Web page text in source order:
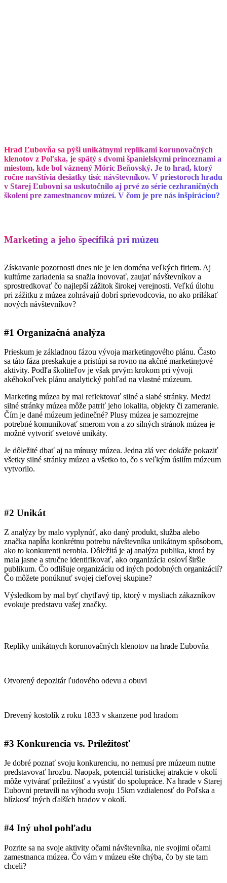
Hrad Ľubovňa sa pýši unikátnymi replikami korunovačných
klenotov z Poľska, je spätý s dvomi španielskymi princeznami a
miestom, kde bol väznený Móric Beňovský. Je to hrad, ktorý
ročne navštívia desiatky tisíc návštevníkov. V priestoroch hradu
v Starej Ľubovni sa uskutočnilo aj prvé zo série cezhraničných
školení pre zamestnancov múzeí. V čom je pre nás inšpiráciou?
Marketing a jeho špecifiká pri múzeu
Získavanie pozornosti dnes nie je len doména veľkých firiem. Aj
kultúrne zariadenia sa snažia inovovať, zaujať návštevníkov a
sprostredkovať čo najlepší zážitok širokej verejnosti. Veľkú úlohu
pri zážitku z múzea zohrávajú dobrí sprievodcovia, no ako prilákať
nových návštevníkov?
#1 Organizačná analýza
Prieskum je základnou fázou vývoja marketingového plánu. Často
sa táto fáza preskakuje a pristúpi sa rovno na akčné marketingové
aktivity. Podľa školiteľov je však prvým krokom pri vývoji
akéhokoľvek plánu analytický pohľad na vlastné múzeum.
Marketing múzea by mal reflektovať silné a slabé stránky. Medzi
silné stránky múzea môže patriť jeho lokalita, objekty či zameranie.
Čím je dané múzeum jedinečné? Plusy múzea je samozrejme
potrebné komunikovať smerom von a zo silných stránok múzea je
možné vytvoriť svetové unikáty.
Je dôležité dbať aj na mínusy múzea. Jedna zlá vec dokáže pokaziť
všetky silné stránky múzea a všetko to, čo s veľkým úsilím múzeum
vytvorilo.
#2 Unikát
Z analýzy by malo vyplynúť, ako daný produkt, služba alebo
značka napĺňa konkrétnu potrebu návštevníka unikátnym spôsobom,
ako to konkurenti nerobia. Dôležitá je aj analýza publika, ktorá by
mala jasne a stručne identifikovať, ako organizácia osloví širšie
publikum. Čo odlišuje organizáciu od iných podobných organizácií?
Čo môžete ponúknuť svojej cieľovej skupine?
Výsledkom by mal byť chytľavý tip, ktorý v mysliach zákazníkov
evokuje predstavu vašej značky.
Repliky unikátnych korunovačných klenotov na hrade Ľubovňa
Otvorený depozitár ľudového odevu a obuvi
Drevený kostolík z roku 1833 v skanzene pod hradom
#3 Konkurencia vs. Príležitosť
Je dobré poznať svoju konkurenciu, no nemusí pre múzeum nutne
predstavovať hrozbu. Naopak, potenciál turistickej atrakcie v okolí
môže vytvárať príležitosť a vyústiť do spolupráce. Na hrade v Starej
Ľubovni pretavili na výhodu svoju 15km vzdialenosť do Poľska a
blízkosť iných ďalších hradov v okolí.
#4 Iný uhol pohľadu
Pozrite sa na svoje aktivity očami návštevníka, nie svojimi očami
zamestnanca múzea. Čo vám v múzeu ešte chýba, čo by ste tam
chceli?